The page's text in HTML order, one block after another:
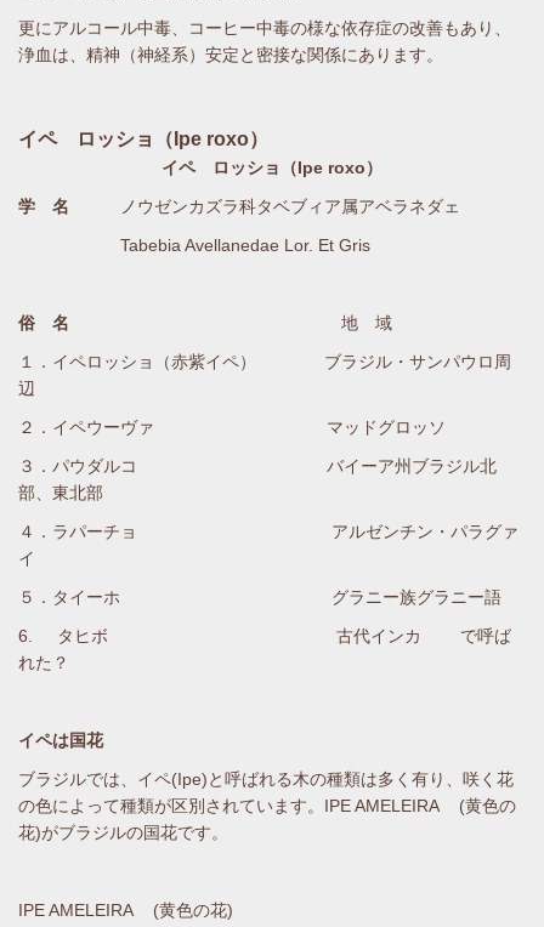
更にアルコール中毒、コーヒー中毒の様な依存症の改善もあり、
浄血は、精神（神経系）安定と密接な関係にあります。
イペ ロッショ（Ipe roxo）
イペ ロッショ（Ipe roxo）
学 名 ノウゼンカズラ科タベブィア属アベラネダェ
Tabebia Avellanedae Lor. Et Gris
俗 名 地 域
１．イペロッショ（赤紫イペ） ブラジル・サンパウロ周
辺
２．イペウーヴァ マッドグロッソ
３．パウダルコ バイーア州ブラジル北
部、東北部
４．ラパーチョ アルゼンチン・パラグァ
イ
５．タイーホ グラニー族グラニー語
6. タヒボ 古代インカ で呼ば
れた？
イペは国花
ブラジルでは、イペ(Ipe)と呼ばれる木の種類は多く有り、咲く花
の色によって種類が区別されています。IPE AMELEIRA (黄色の
花)がブラジルの国花です。
IPE AMELEIRA (黄色の花)